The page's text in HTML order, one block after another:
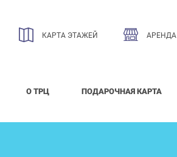
КАРТА ЭТАЖЕЙ АРЕНДА
О ТРЦ ПОДАРОЧНАЯ КАРТА